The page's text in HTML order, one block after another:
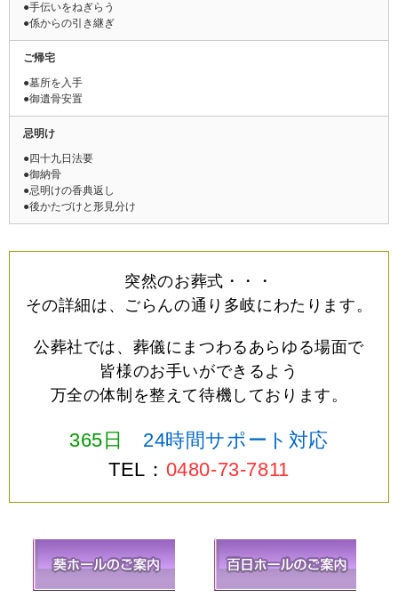
●手伝いをねぎらう
●係からの引き継ぎ
ご帰宅
●墓所を入手
●御遺骨安置
忌明け
●四十九日法要
●御納骨
●忌明けの香典返し
●後かたづけと形見分け
突然のお葬式・・・
その詳細は、ごらんの通り多岐にわたります。
公葬社では、葬儀にまつわるあらゆる場面で
皆様のお手いができるよう
万全の体制を整えて待機しております。
365日
24時間サポート対応
TEL： 0480-73-7811